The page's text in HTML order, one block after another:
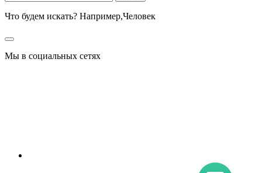
Что будем искать? Например,Человек
Мы в социальных сетях